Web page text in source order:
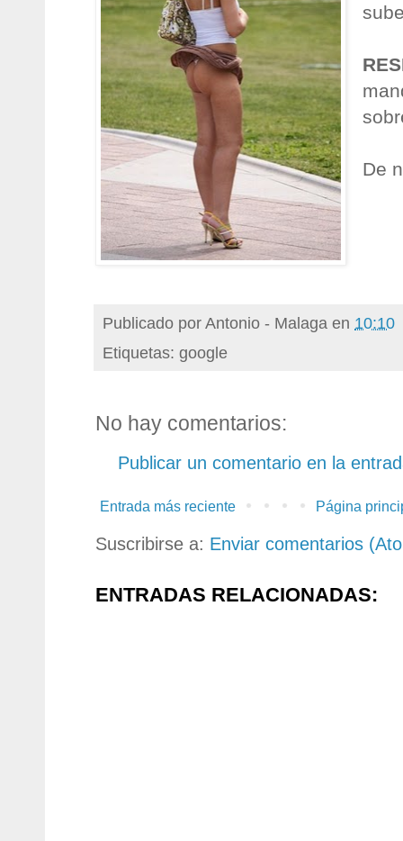
De
Publicado porAntonio - Malaga en 10:10
Etiquetas: google
No hay comentarios:
Publicar un comentario en la
Entrada más reciente Página
Suscribirse a: Enviar comentarios
ENTRADAS RELACIONADAS: